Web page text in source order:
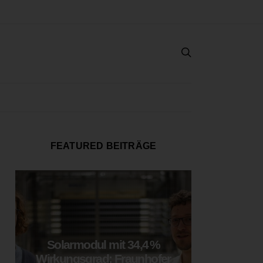
FEATURED BEITRÄGE
Solarmodul mit 34,4 %
Wirkungsgrad: Fraunhofer